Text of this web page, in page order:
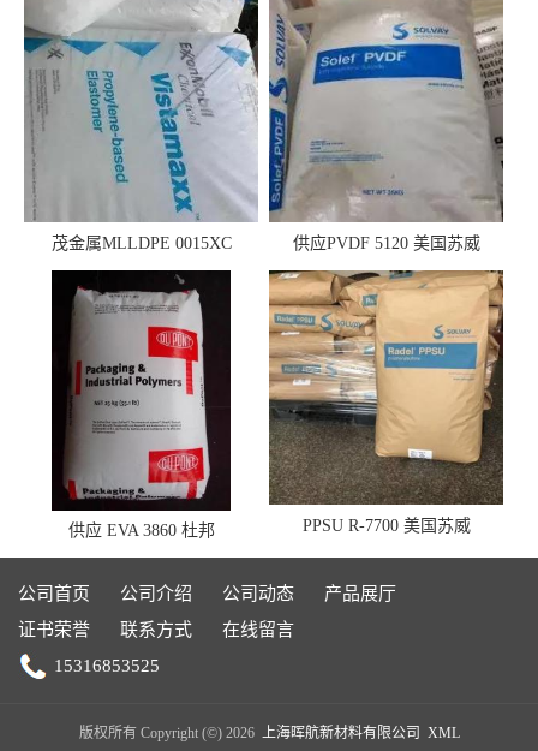
茂金属MLLDPE 0015XC
0019XC 现货
供应PVDF 5120 美国苏威
供应 EVA 3860 杜邦 PPSU R-7700 美国苏威
公司首页 公司介绍 公司动态
产品展厅
证书荣誉
联系方式
在线留言
15316853525
版权所有 Copyright (©) 2026 上海晖航新材料有限公司 XML